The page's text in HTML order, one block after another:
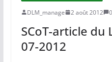
DLM_manage 2 août 2012
SCoT-article
07-2012